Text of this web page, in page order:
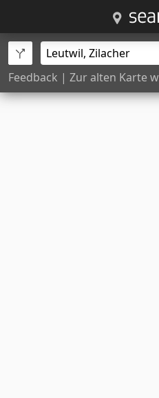
Feedback | Zur alten Karte